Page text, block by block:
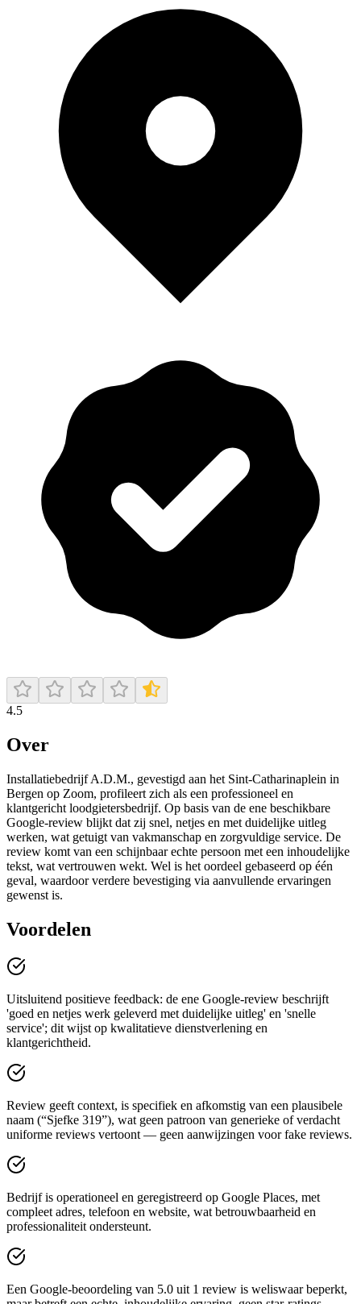
4.5
Over
Installatiebedrijf A.D.M., gevestigd aan het Sint‑Catharinaplein in
Bergen op Zoom, profileert zich als een professioneel en
klantgericht loodgietersbedrijf. Op basis van de ene beschikbare
Google‑review blijkt dat zij snel, netjes en met duidelijke uitleg
werken, wat getuigt van vakmanschap en zorgvuldige service. De
review komt van een schijnbaar echte persoon met een inhoudelijke
tekst, wat vertrouwen wekt. Wel is het oordeel gebaseerd op één
geval, waardoor verdere bevestiging via aanvullende ervaringen
gewenst is.
Voordelen
Uitsluitend positieve feedback: de ene Google-review beschrijft
'goed en netjes werk geleverd met duidelijke uitleg' en 'snelle
service'; dit wijst op kwalitatieve dienstverlening en
klantgerichtheid.
Review geeft context, is specifiek en afkomstig van een plausibele
naam (“Sjefke 319”), wat geen patroon van generieke of verdacht
uniforme reviews vertoont — geen aanwijzingen voor fake reviews.
Bedrijf is operationeel en geregistreerd op Google Places, met
compleet adres, telefoon en website, wat betrouwbaarheid en
professionaliteit ondersteunt.
Een Google-beoordeling van 5.0 uit 1 review is weliswaar beperkt,